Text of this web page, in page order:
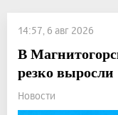
14:57, 6 авг 2026
В
резко выросли
Новости